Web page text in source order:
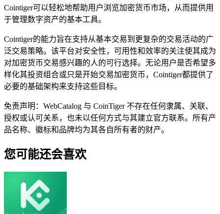
Cointiger可以轻松地帮助用户浏览加密货币市场，从而提供用
于管理数字资产的基本工具。
Cointiger的能力旨在支持从基本交易到更复杂的交易活动的广
泛交易策略。该平台对安全性，可用性和效率的关注使其成为
对加密货币交易感兴趣的人的可行选择。无论用户是否希望多
样化其投资组合或只是开始交易加密货币，Cointiger都提供了
必要的基础架构来支持这些目标。
免责声明：WebCatalog 与 CoinTiger 不存在任何隶属、关联、
授权或认可关系，也未以任何方式与其建立官方联系。所有产
品名称、徽标和品牌均为其各自所有者的财产。
您可能还会喜欢